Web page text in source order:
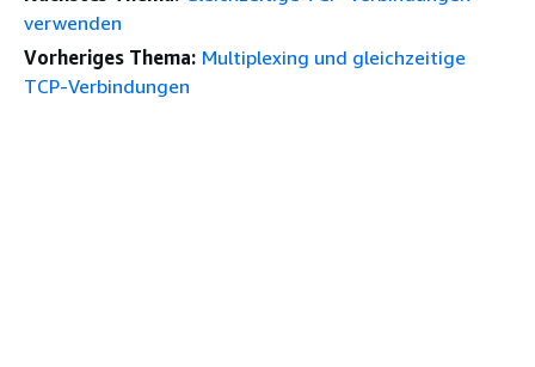
verwenden
Vorheriges Thema: Multiplexing und gleichzeitige
TCP-Verbindungen